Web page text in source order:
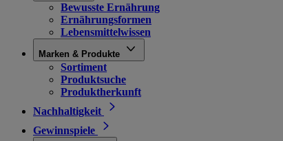
Bewusste Ernährung
Ernährungsformen
Lebensmittelwissen
Marken & Produkte
Sortiment
Produktsuche
Produktherkunft
Nachhaltigkeit
Gewinnspiele